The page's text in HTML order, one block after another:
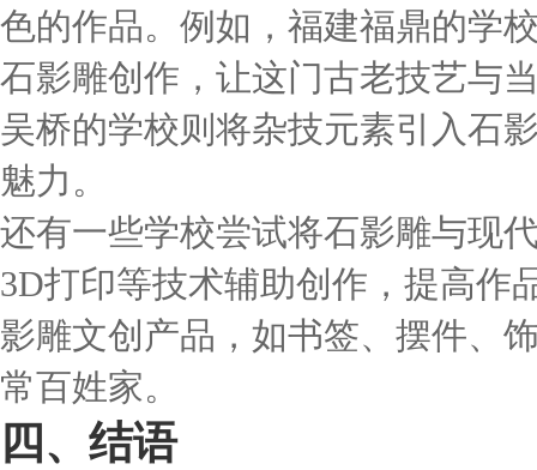
色的作品。例如，福建福鼎的学
石影雕创作，让这门古老技艺与
吴桥的学校则将杂技元素引入石
魅力。
还有一些学校尝试将石影雕与现
3D打印等技术辅助创作，提高作
影雕文创产品，如书签、摆件、
常百姓家。
四、结语